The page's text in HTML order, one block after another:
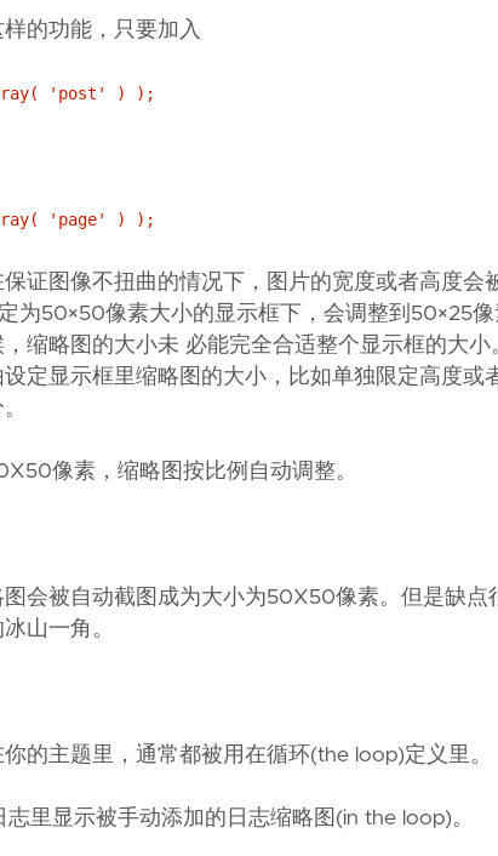
的功能，只要加入
'post' ) );
'page' ) );
证图像不扭曲的情况下，图片的宽度或者高度会
为50×50像素大小的显示框下，会调整到50×25
缩略图的大小未 必能完全合适整个显示框的大
定显示框里缩略图的大小，比如单独限定高度或
像素，缩略图按比例自动调整。
会被自动截图成为大小为50X50像素。但是缺
山一角。
的主题里，通常都被用在循环(the loop)定义里。
里显示被手动添加的日志缩略图(in the loop)。